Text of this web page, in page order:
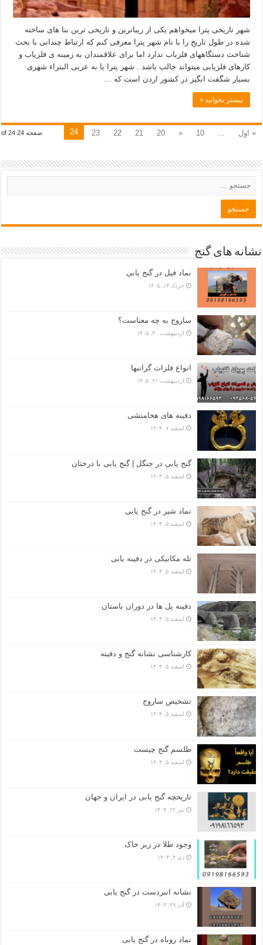
شهر تاریخی پترا میخواهم یکی از زیباترین و تاریخی ترین بنا های ساخته
شده در طول تاریخ را با نام شهر پترا معرفی کنم که ارتباط چندانی با بحث
شناخت دستگاههای فلزیاب ندارد اما برای علاقمندان به زمینه ی فلزیاب و
کارهای فلزیابی میتواند جالب باشد . شهر پترا یا به عربی البتراء شهری
بسیار شگفت انگیز در کشور اردن است که …
بیشتر بخوانید »
صفحه 24 of 24 « اول 10
«
20
21
22
23
24
نشانه های گنج
نماد فیل در گنج یابی
خرداد ۱۳, ۱۴۰۵
ساروج به چه معناست؟
اردیبهشت ۳۰, ۱۴۰۵
انواع فلزات گرانبها
اردیبهشت ۲۱, ۱۴۰۵
دفینه های هخامنشی
اسفند ۷, ۱۴۰۴
گنج یابی در جنگل | گنج یابی با درختان
اسفند ۵, ۱۴۰۴
نماد شیر در گنج یابی
اسفند ۵, ۱۴۰۴
تله مکانیکی در دفینه یابی
اسفند ۵, ۱۴۰۴
دفینه پل ها در دوران باستان
اسفند ۵, ۱۴۰۴
کارشناسی نشانه گنج و دفینه
اسفند ۵, ۱۴۰۴
تشخیص ساروج
اسفند ۵, ۱۴۰۴
طلسم گنج چیست
اسفند ۵, ۱۴۰۴
تاریخچه گنج‌ یابی در ایران و جهان
تیر ۲۲, ۱۴۰۴
وجود طلا در زیر خاک
دی ۴, ۱۴۰۳
نشانه انبردست در گنج یابی
آذر ۲۹, ۱۴۰۳
نماد روباه در گنج یابی